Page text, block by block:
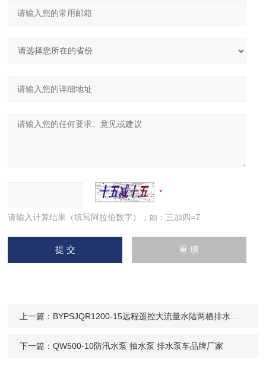
请输入计算结果（填写阿拉伯数字），如：三加四=7
上一篇： BYPSJQR1200-15远程遥控大流量水陆两栖排水机器人
下一篇：QW500-10防汛水泵 抽水泵 排水泵车品牌厂家